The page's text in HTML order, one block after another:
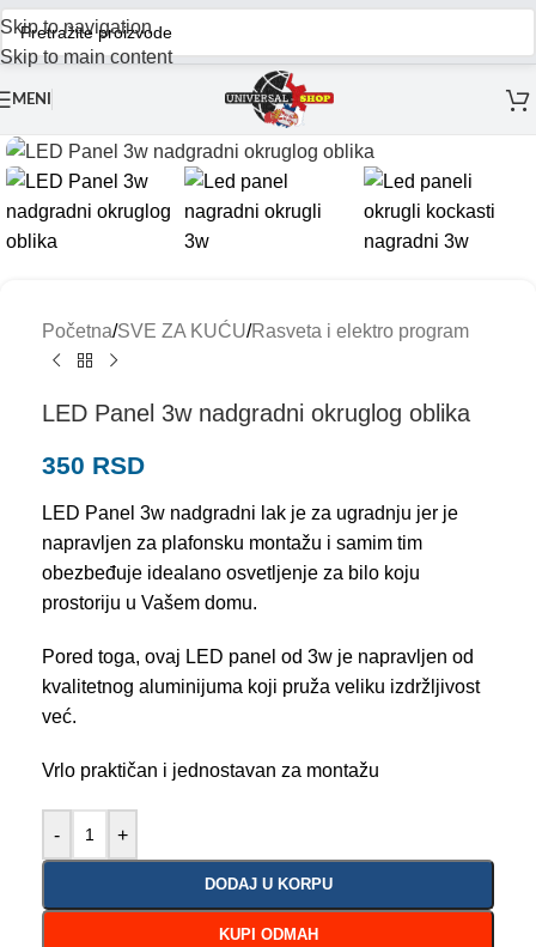
Skip to navigation
Skip to main content
MENI
Početna/SVE ZA KUĆU/Rasveta i elektro program
LED Panel 3w nadgradni okruglog oblika
350 RSD
LED Panel 3w nadgradni lak je za ugradnju jer je
napravljen za plafonsku montažu i samim tim
obezbeđuje idealano osvetljenje za bilo koju
prostoriju u Vašem domu.
Pored toga, ovaj LED panel od 3w je napravljen od
kvalitetnog aluminijuma koji pruža veliku izdržljivost
već.
Vrlo praktičan i jednostavan za montažu
- +
DODAJ U KORPU
KUPI ODMAH